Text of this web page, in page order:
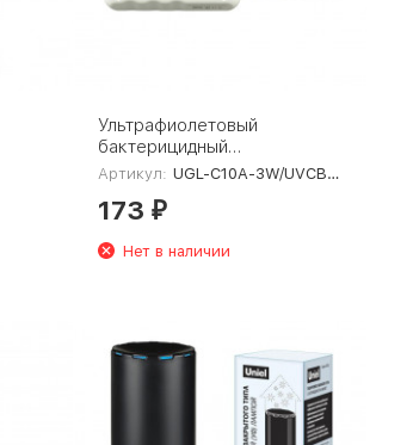
Ультрафиолетовый
бактерицидный
светодиодный светильник
White UL-00007477
Артикул: UGL-C10A-3W/UVСB White
173 ₽
Нет в наличии